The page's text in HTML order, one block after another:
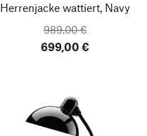
Herrenjacke wattiert, Navy
989,00 €
699,00 €